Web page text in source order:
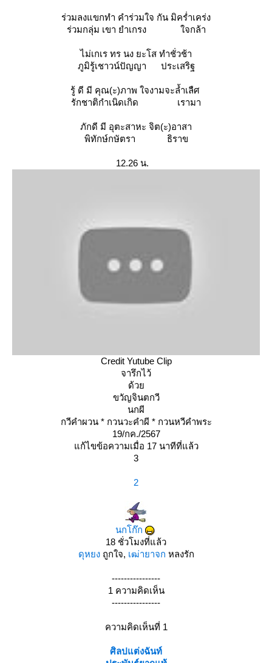
ร่วมลงแขกทำ คำร่วมใจ กัน มิคร่ำเคร่ง
ร่วมกลุ่ม เขา ยำเกรง ใจกล้า
ไม่เกเร ทร นง ยะโส ทำชั่วช้า
ภูมิรู้เชาวน์ปัญญา ประเสริฐ
รู้ ดี มี คุณ(ะ)ภาพ ใจงามจะล้ำเลืศ
รักชาติกำเนิดเกิด เรามา
ภักดี มี อุตะสาหะ จิต(ะ)อาสา
พิทักษ์กษัตรา ธิราข
12.26 น.
Credit Yutube Clip
จารึกไว้
ด้ว
ขวัญจินตกวี
นกผี
กวีคำผวน * กวนวะคำผี * กวนหวีคำพระ
19/กค./2567
ก้ไขข้อความเมื่อ 17 นาทีที่แล้ว
3
2
นกโก๊ก
18 ชั่วโมงที่แล้ว
ดุหยงถูกใจ, เฒ่ายาจก หลงรัก
----------------
1 ความคิดเห็น
----------------
ความคิดเห็นที่ 1
ศิลปแต่งฉันท์